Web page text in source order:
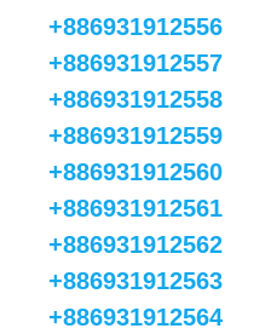
+886931912556
+886931912557
+886931912558
+886931912559
+886931912560
+886931912561
+886931912562
+886931912563
+886931912564